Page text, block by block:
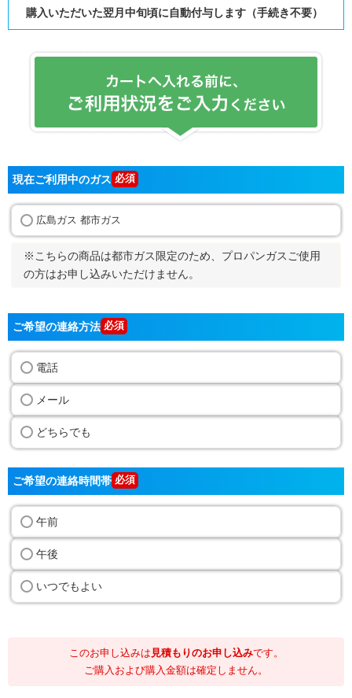
購入いただいた翌月中旬頃に自動付与します（手続き不要）
現在ご利用中のガス
広島ガス 都市ガス
※こちらの商品は都市ガス限定のため、プロパンガスご使用
の方はお申し込みいただけません。
ご希望の連絡方法
電話
メール
どちらでも
ご希望の連絡時間帯
午前
午後
いつでもよい
このお申し込みは 見積もりのお申し込みです。
ご購入および購入金額は確定しません。